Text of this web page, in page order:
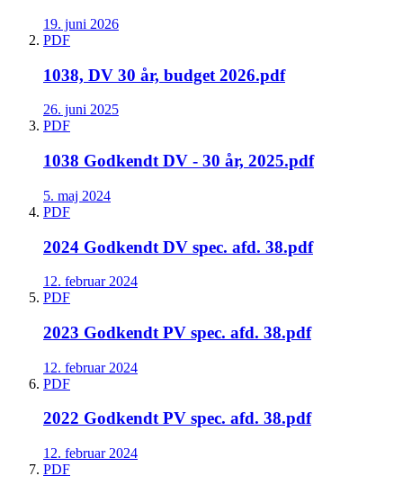
19. juni 2026
PDF
1038, DV 30 år, budget 2026.pdf
26. juni 2025
PDF
1038 Godkendt DV - 30 år, 2025.pdf
5. maj 2024
PDF
2024 Godkendt DV spec. afd. 38.pdf
12. februar 2024
PDF
2023 Godkendt PV spec. afd. 38.pdf
12. februar 2024
PDF
2022 Godkendt PV spec. afd. 38.pdf
12. februar 2024
PDF